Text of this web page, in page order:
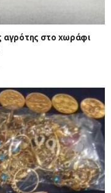
αγρότης στο χωράφι